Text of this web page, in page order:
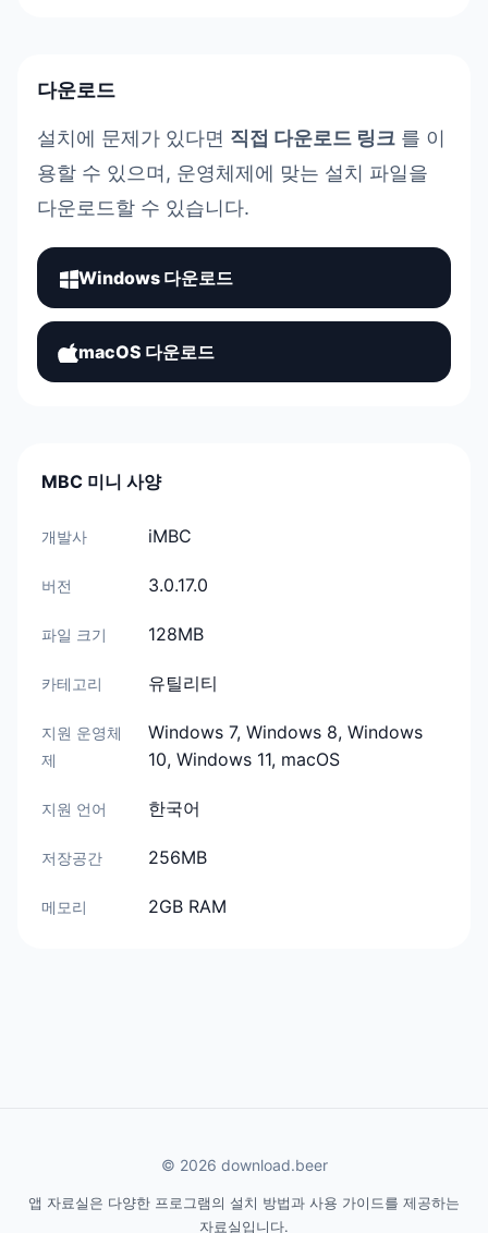
다운로드
설치에 문제가 있다면 직접 다운로드 링크 를 이
용할 수 있으며, 운영체제에 맞는 설치 파일을
다운로드할 수 있습니다.
Windows 다운로드
macOS 다운로드
MBC 미니 사양
개발사 iMBC
버전 3.0.17.0
파일 크기 128MB
카테고리 유틸리티
지원 운영체
제
Windows 7, Windows 8, Windows
10, Windows 11, macOS
지원 언어 한국어
저장공간 256MB
메모리 2GB RAM
© 2026 download.beer
앱 자료실은 다양한 프로그램의 설치 방법과 사용 가이드를 제공하는
자료실입니다.